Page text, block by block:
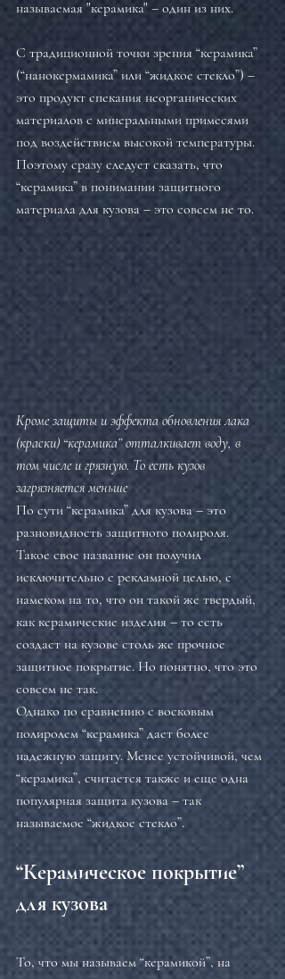
называемая "керамика" – один из них.
С традиционной точки зрения “керамика”
(“нанокермамика” или “жидкое стекло”) –
это продукт спекания неорганических
материалов с минеральными примесями
под воздействием высокой температуры.
Поэтому сразу следует сказать, что
“керамика” в понимании защитного
материала для кузова – это совсем не то.
Кроме защиты и эффекта обновления лака
(краски) “керамика” отталкивает воду, в
том числе и грязную. То есть кузов
загрязняется меньше
По сути “керамика” для кузова – это
разновидность защитного полироля.
Такое свое название он получил
исключительно с рекламной целью, с
намеком на то, что он такой же твердый,
как керамические изделия – то есть
создаст на кузове столь же прочное
защитное покрытие. Но понятно, что это
совсем не так.
Однако по сравнению с восковым
полиролем “керамика” дает более
надежную защиту. Менее устойчивой, чем
“керамика”, считается также и еще одна
популярная защита кузова – так
называемое “жидкое стекло”.
“Керамическое покрытие”
для кузова
То, что мы называем “керамикой”, на